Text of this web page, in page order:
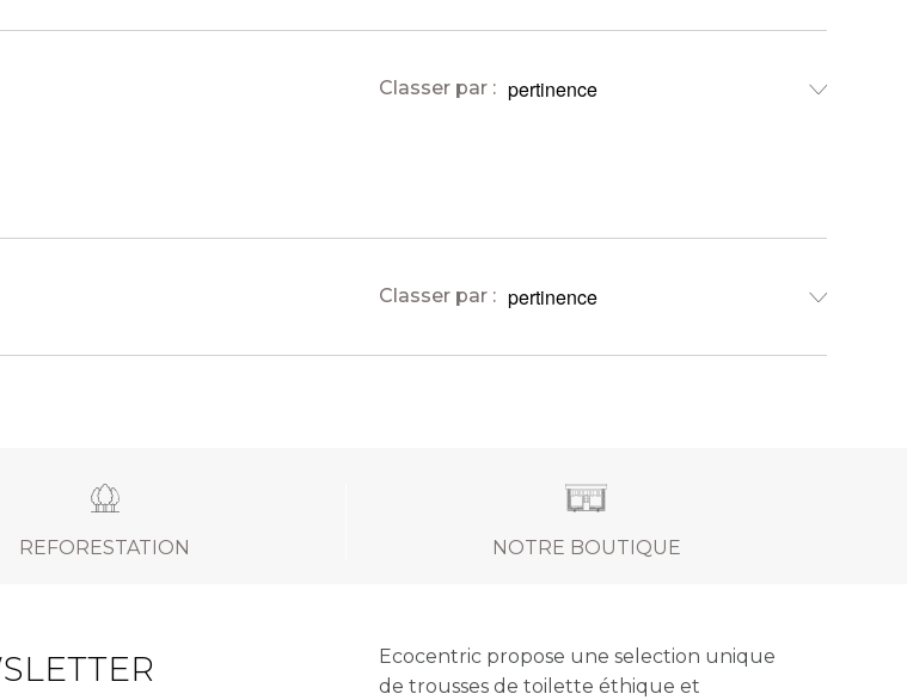
Classer par :
Classer par :
REFORESTATION NOTRE BOUTIQUE
Ecocentric propose une selection unique
de trousses de toilette éthique et